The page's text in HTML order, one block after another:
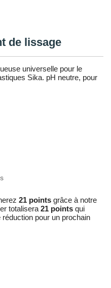
de lissage
universelle pour le
Sika. pH neutre, pour
21 points grâce à notre
totalisera 21 points qui
pour un prochain